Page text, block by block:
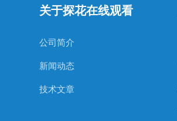
关于探花在线观看
公司简介
新闻动态
技术文章